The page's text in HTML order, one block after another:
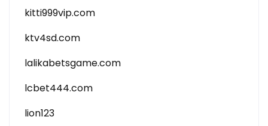
kitti999vip.com
ktv4sd.com
lalikabetsgame.com
lcbet444.com
lion123